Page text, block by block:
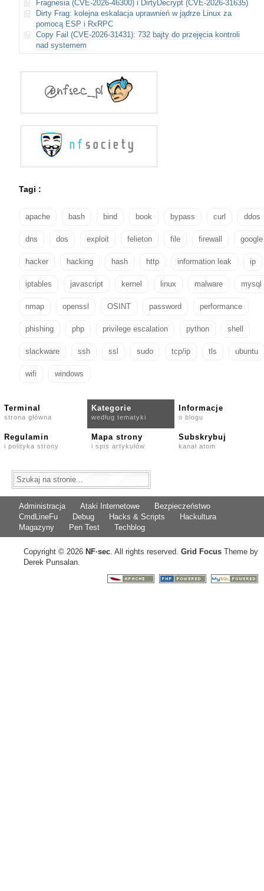
Fragnesia (CVE-2026-46300) i DirtyDecrypt (CVE-2026-31635)
Dirty Frag: kolejna eskalacja uprawnień w jądrze Linux za
pomocą ESP i RxRPC
Copy Fail (CVE-2026-31431): 732 bajty do przejęcia kontroli
nad systemem
Tagi :
apache bash bind book bypass curl ddos
dns dos exploit felieton file firewall google
hacker hacking hash http information leak ip
iptables javascript kernel linux malware mysql
nmap openssl OSINT password performance
phishing php privilege escalation python shell
slackware ssh ssl sudo tcp/ip tls ubuntu
wifi windows
Terminal
strona główna
Kategorie
według tematyki
Informacje
o blogu
Regulamin
i polityka strony
Mapa strony
i spis artykułów
Subskrybuj
kanał atom
Administracja Ataki Internetowe
Bezpieczeństwo
CmdLineFu
Debug Hacks & Scripts
Hackultura
Magazyny
Pen Test Techblog
Copyright © 2026 NF·sec. All rights reserved. Grid Focus Theme by
Derek Punsalan.